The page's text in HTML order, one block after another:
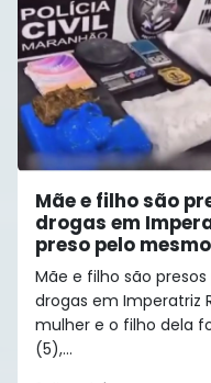
Mãe e filho são
drogas em
preso pelo
Mãe e filho são
drogas em Imperatriz
mulher e o filho dela
(5),...